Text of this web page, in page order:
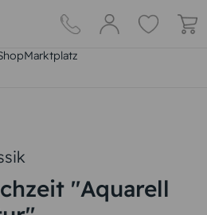
Marktplatz
"Aquarell